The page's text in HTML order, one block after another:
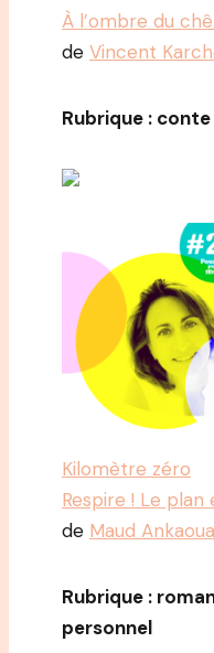
À l’ombre du
de Vincent
Rubrique : conte
Kilomètre zéro
Respire ! Le
de Maud Ankaoua
Rubrique :
personnel